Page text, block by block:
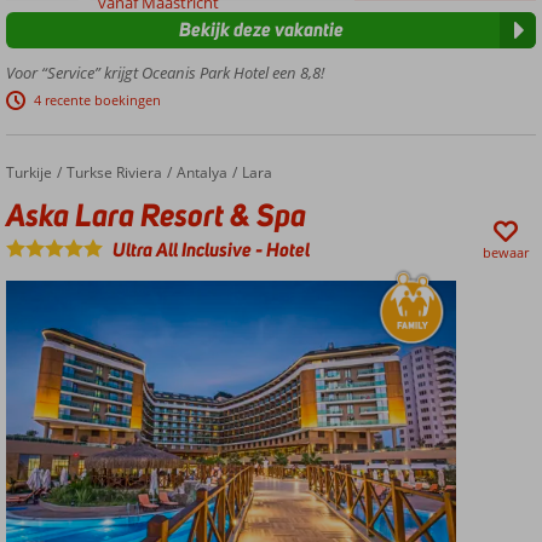
centrum
en winkels
op
loopafstand
Buffetrestaurant
showcooking
Verblijf
Voor “Service” krijgt Oceanis Park Hotel een 8,8!
4 recente boekingen
Bekijk deze vakantie
Home
Turkije Turkse Riviera Antalya Lara
Aska Lara Resort & Spa
Aska Lara Resort & Spa
Ultra All Inclusive-Hotel bewaar